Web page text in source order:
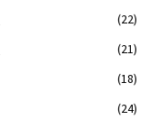
(22)
(21)
(18)
(24)